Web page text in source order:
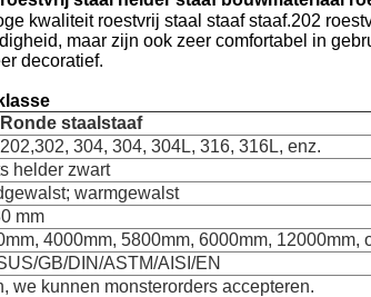
kwaliteit roestvrij staal staaf staaf.202
maar zijn ook zeer comfortabel in
decoratief.
staalstaaf
304, 304, 304L, 316, 316L, enz.
helder zwart
warmgewalst
mm
4000mm, 5800mm, 6000mm, 12000mm,
GB/DIN/ASTM/AISI/EN
we kunnen monsterorders accepteren.